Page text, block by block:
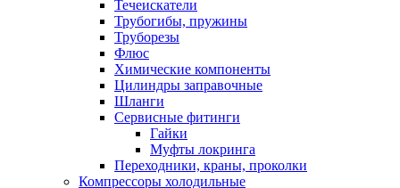
Течеискатели
Трубогибы, пружины
Труборезы
Флюс
Химические компоненты
Цилиндры заправочные
Шланги
Сервисные фитинги
Гайки
Муфты локринга
Переходники, краны, проколки
Компрессоры холодильные